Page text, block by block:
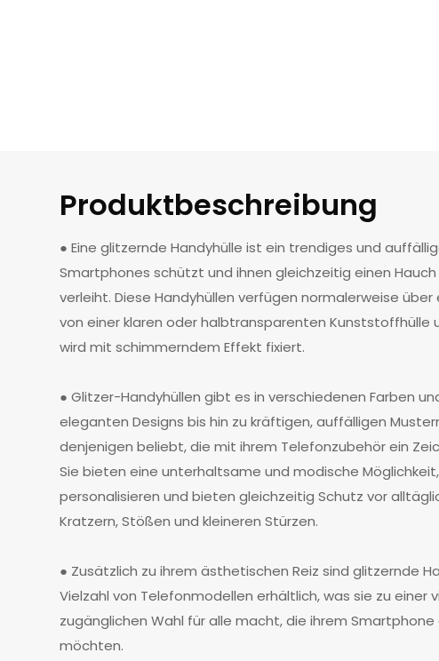
Produktbeschreibung
● Eine glitzernde Handyhülle ist ein trendiges und
Smartphones schützt und ihnen gleichzeitig einen
verleiht. Diese Handyhüllen verfügen normalerweise
von einer klaren oder halbtransparenten Kunststoffhülle
wird mit schimmerndem Effekt fixiert.
● Glitzer-Handyhüllen gibt es in verschiedenen Farben
eleganten Designs bis hin zu kräftigen, auffälligen
denjenigen beliebt, die mit ihrem Telefonzubehör ein
Sie bieten eine unterhaltsame und modische
personalisieren und bieten gleichzeitig Schutz vor
Kratzern, Stößen und kleineren Stürzen.
● Zusätzlich zu ihrem ästhetischen Reiz sind glitzernde
Vielzahl von Telefonmodellen erhältlich, was sie zu einer
zugänglichen Wahl für alle macht, die ihrem
möchten.